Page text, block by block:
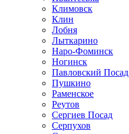
Климовск
Клин
Лобня
Лыткарино
Наро-Фоминск
Ногинск
Павловский Посад
Пушкино
Раменское
Реутов
Сергиев Посад
Серпухов